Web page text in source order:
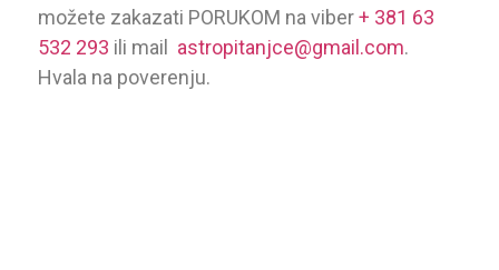
možete zakazati PORUKOM na viber+ 381 63
532 293 ili mail astropitanjce@gmail.com.
Hvala na poverenju.